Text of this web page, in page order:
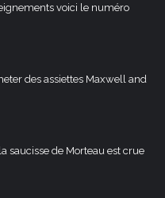
voici le numéro
des assiettes Maxwell and
saucisse de Morteau est crue